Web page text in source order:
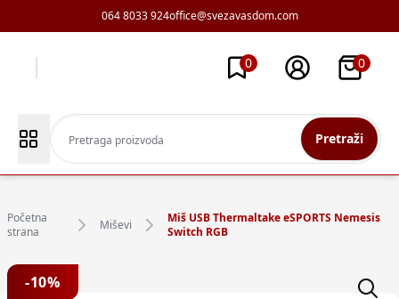
064 8033 924office@svezavasdom.com
0 0
Pretraži
Početna
strana
Miševi
Miš USB Thermaltake eSPORTS Nemesis
Switch RGB
-10%